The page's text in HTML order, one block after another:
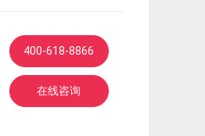
400-618-8866
在线咨询